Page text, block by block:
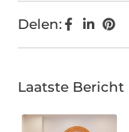
Delen:
Laatste Bericht